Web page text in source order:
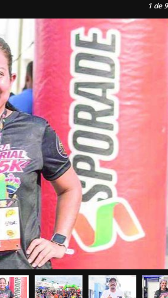
1 de 9